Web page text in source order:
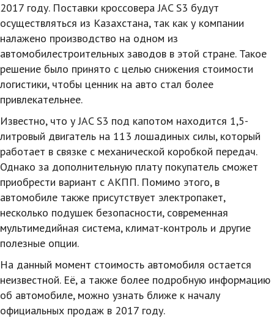
2017 году. Поставки кроссовера JAC S3 будут
осуществляться из Казахстана, так как у компании
налажено производство на одном из
автомобилестроительных заводов в этой стране. Такое
решение было принято с целью снижения стоимости
логистики, чтобы ценник на авто стал более
привлекательнее.
Известно, что у JAC S3 под капотом находится 1,5-
литровый двигатель на 113 лошадиных силы, который
работает в связке с механической коробкой передач.
Однако за дополнительную плату покупатель сможет
приобрести вариант с АКПП. Помимо этого, в
автомобиле также присутствует электропакет,
несколько подушек безопасности, современная
мультимедийная система, климат-контроль и другие
полезные опции.
На данный момент стоимость автомобиля остается
неизвестной. Её, а также более подробную информацию
об автомобиле, можно узнать ближе к началу
официальных продаж в 2017 году.